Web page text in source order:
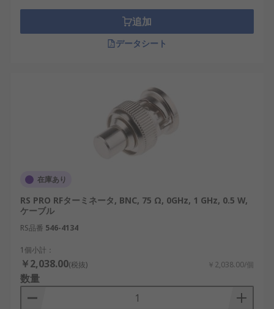
反射防止：信号の反射を吸収し、通信や測定
の精度を向上。例：無線基地局、レーダーシ
ステム。
例：AI制御装置、IoTセンサー。
：金属ボディ構造により長
寿命で、コスパの良い選択肢。例：国内の研
究機関、産業試験装置。
：直流から数GHz以上までの広い
置、半導体評価システム。
設置の容易さ：BNC・SMA・Nなど多様なコ
ネクタタイプにより、現場作業が容易。例：
物流倉庫の通信設備、工場の自動検査装置。
一方で、RFターミネータにも注意すべき点がありま
す。
高精度タイプほど価格が高くなる傾向があり
追加
データシート
在庫あり
RS PRO RFターミネータ, BNC, 75 Ω, 0GHz, 1 GHz, 0.5 W,
ケーブル
RS品番 546-4134
1個小計：
￥2,038.00(税抜) ￥2,038.00/個
数量